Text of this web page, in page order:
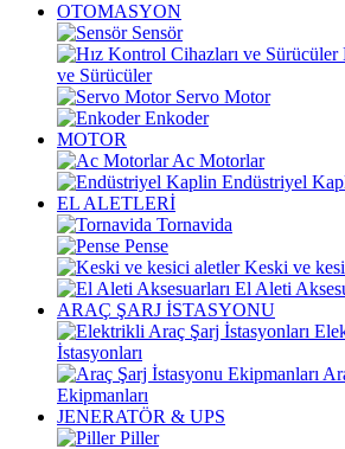
OTOMASYON
Sensör
ve Sürücüler
Servo Motor
Enkoder
MOTOR
Ac Motorlar
Endüstriyel
EL ALETLERİ
Tornavida
Pense
Keski ve
El Aleti
ARAÇ ŞARJ İSTASYONU
İstasyonları
Ekipmanları
JENERATÖR & UPS
Piller